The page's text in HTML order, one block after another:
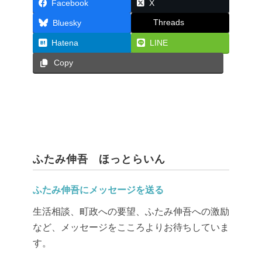
Facebook X
Bluesky Threads
Hatena LINE
Copy
ふたみ伸吾 ほっとらいん
ふたみ伸吾にメッセージを送る
生活相談、町政への要望、ふたみ伸吾への激励
など、メッセージをこころよりお待ちしていま
す。